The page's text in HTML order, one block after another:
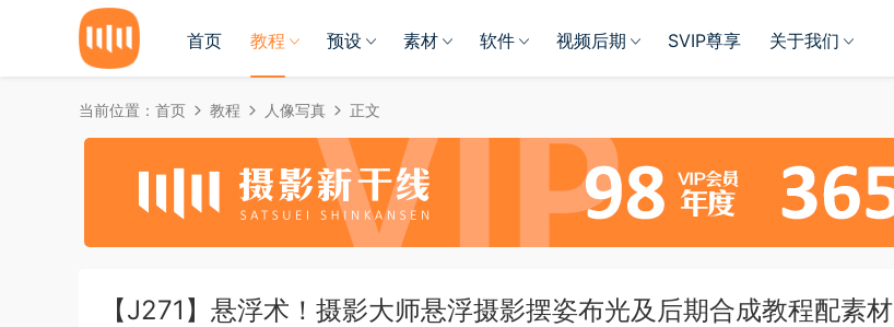
首页 教程 预设 素材 软件 视频后期 SVIP尊享 关于我们
当前位置： 首页 教程 人像写真 正文
【J271】悬浮术！摄影大师悬浮摄影摆姿布光及后期合成教程配素材